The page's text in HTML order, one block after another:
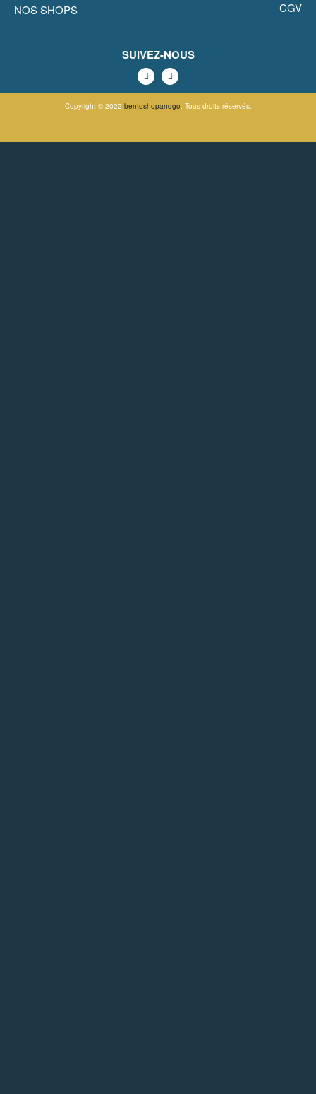
NOS SHOPS CGV
SUIVEZ-NOUS
Copyright © 2022 bentoshopandgo. Tous droits réservés.